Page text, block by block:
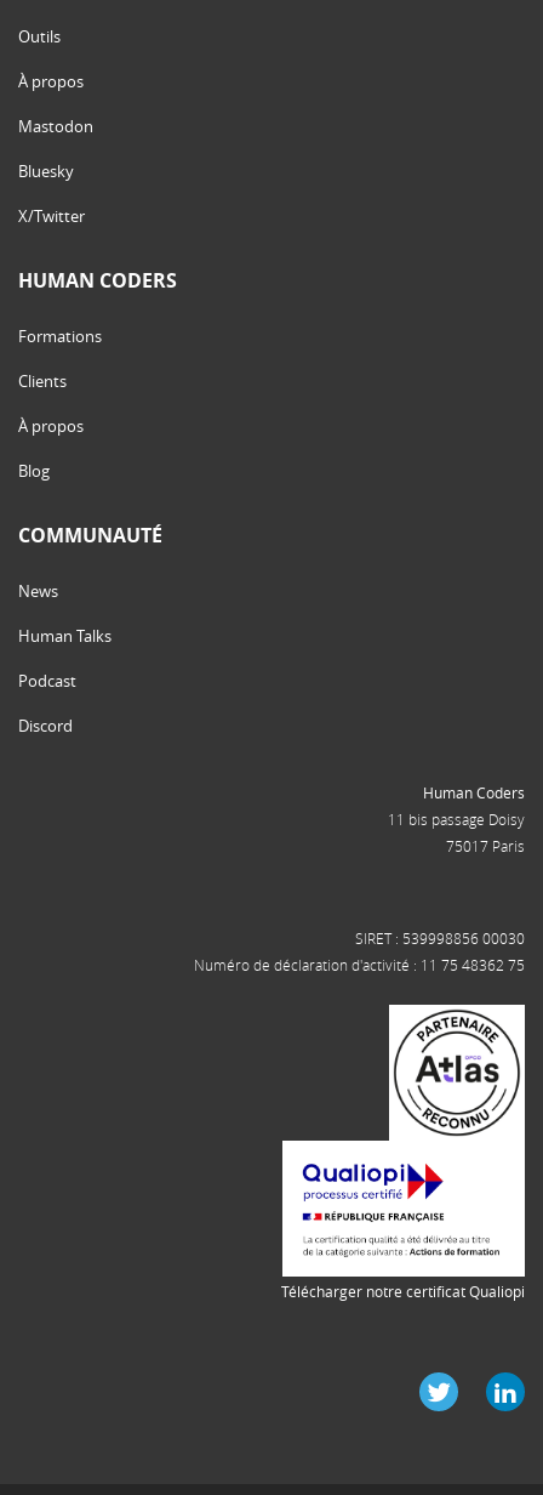
Outils
À propos
Mastodon
Bluesky
X/Twitter
HUMAN CODERS
Formations
Clients
À propos
Blog
COMMUNAUTÉ
News
Human Talks
Podcast
Discord
Human Coders
11 bis passage Doisy
75017 Paris
SIRET : 539998856 00030
Numéro de déclaration d'activité : 11 75 48362 75
Télécharger notre certificat Qualiopi